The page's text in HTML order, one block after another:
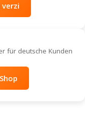
für deutsche Kunden